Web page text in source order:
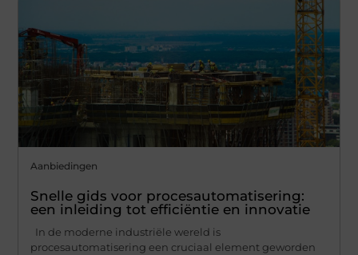
Aanbiedingen
Snelle gids voor procesautomatisering:
een inleiding tot efficiëntie en innovatie
In de moderne industriële wereld is
procesautomatisering een cruciaal element geworden